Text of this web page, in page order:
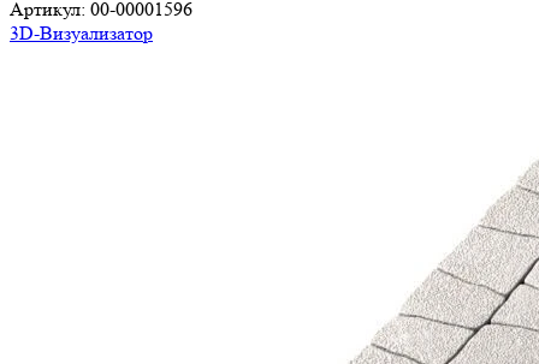
Артикул: 00-00001596
3D-Визуализатор